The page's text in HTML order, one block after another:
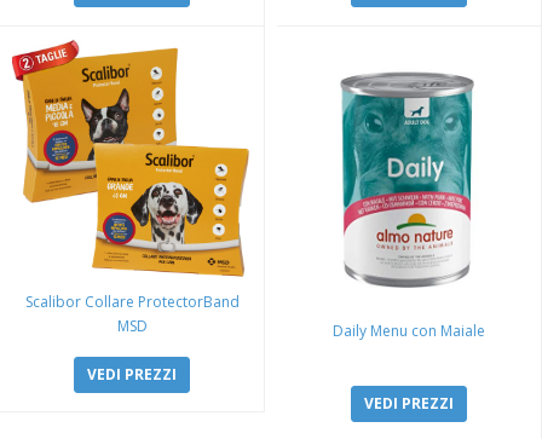
Scalibor Collare ProtectorBand
MSD
VEDI PREZZI
Daily Menu con Maiale
VEDI PREZZI